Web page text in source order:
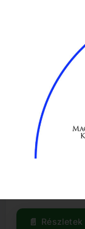
Motor vízszintes
SR170F 208cm3,
Részletek